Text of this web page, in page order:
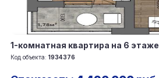
1-комнатная квартира на 6 этаже
Код объекта: 1934376